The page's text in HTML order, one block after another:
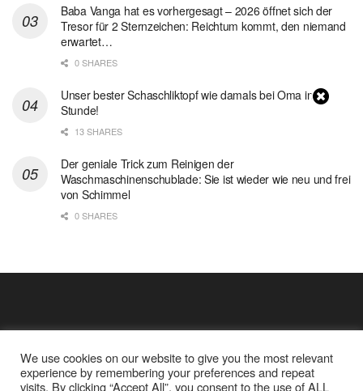
Baba Vanga hat es vorhergesagt – 2026 öffnet sich der
Tresor für 2 Sternzeichen: Reichtum kommt, den niemand
erwartet…
0 SHARES
Unser bester Schaschliktopf wie damals bei Oma in 1
Stunde!
13 SHARES
Der geniale Trick zum Reinigen der
Waschmaschinenschublade: Sie ist wieder wie neu und frei
von Schimmel
0 SHARES
We use cookies on our website to give you the most relevant
experience by remembering your preferences and repeat
visits. By clicking “Accept All”, you consent to the use of ALL